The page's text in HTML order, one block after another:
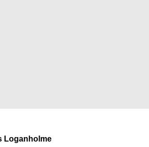
Loganholme